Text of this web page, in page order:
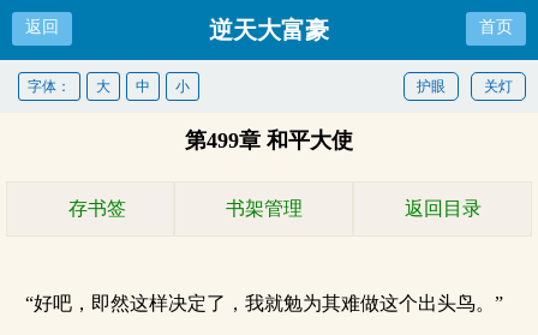
返回 逆天大富豪 首页
关灯
护眼
字体： 大 中 小
第499章 和平大使
存书签 书架管理 返回目录
“好吧，即然这样决定了，我就勉为其难做这个出头鸟。”